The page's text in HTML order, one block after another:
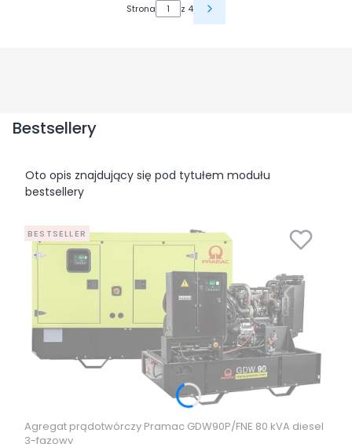
Strona z 4
Bestsellery
Oto opis znajdujący się pod tytułem modułu
bestsellery
BESTSELLER
Agregat prądotwórczy Pramac GDW90P/FNE 80 kVA diesel
3-fazowy